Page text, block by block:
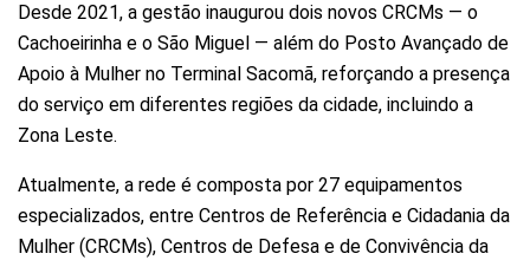
Desde 2021, a gestão inaugurou dois novos CRCMs — o
Cachoeirinha e o São Miguel — além do Posto Avançado de
Apoio à Mulher no Terminal Sacomã, reforçando a presença
do serviço em diferentes regiões da cidade, incluindo a
Zona Leste.
Atualmente, a rede é composta por 27 equipamentos
especializados, entre Centros de Referência e Cidadania da
Mulher (CRCMs), Centros de Defesa e de Convivência da